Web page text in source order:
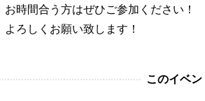
お時間合う方はぜひご参加ください！
よろしくお願い致します！
このイベ